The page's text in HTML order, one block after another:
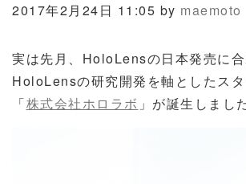
2017年2月24日 11:05 by maemoto
実は先月、HoloLensの日本発売に合
HoloLensの研究開発を軸としたスタ
「株式会社ホロラボ 」が誕生しました